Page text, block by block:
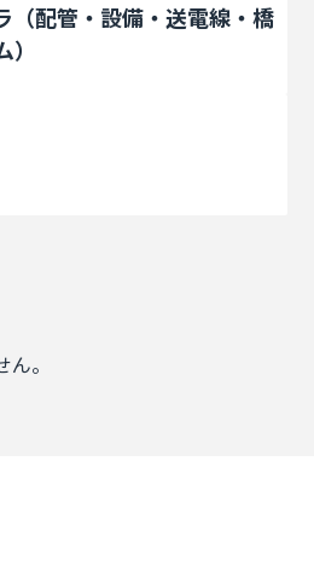
（配管・設備・送電線・橋
。